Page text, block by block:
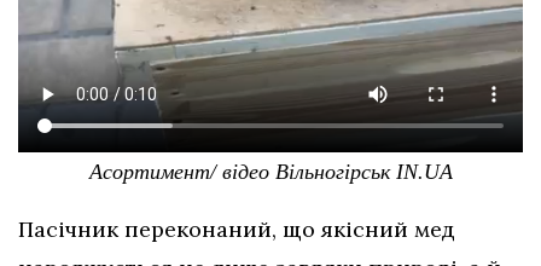
Асортимент/ відео Вільногірськ IN.UA
Пасічник переконаний, що якісний мед